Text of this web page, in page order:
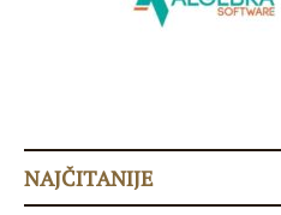
NAJČITANIJE